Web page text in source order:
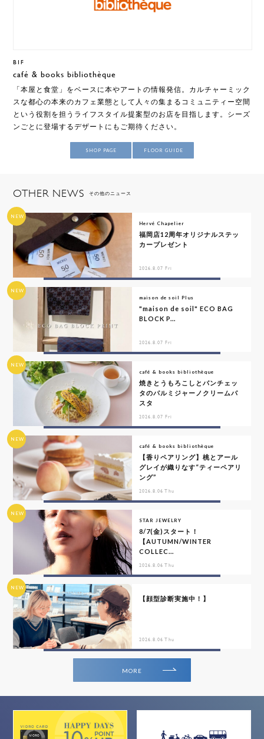
B1F
café & books bibliothèque
「本屋と食堂」をベースに本やアートの情報発信。カルチャーミック
スな都心の本来のカフェ業態として人々の集まるコミュニティー空間
という役割を担うライフスタイル提案型のお店を目指します。シーズ
ンごとに登場するデザートにもご期待ください。
SHOP PAGE FLOOR GUIDE
OTHER NEWS その他のニュース
NEW
Hervé Chapelier
福岡店12周年オリジナルステッ
カープレゼント
2026.8.07 Fri
NEW
maison de soil Plus
"maison de soil" ECO BAG
BLOCK P...
2026.8.07 Fri
NEW
café & books bibliothèque
焼きとうもろこしとパンチェッ
タのパルミジャーノクリームパ
スタ
2026.8.07 Fri
NEW
café & books bibliothèque
【香りペアリング】桃とアール
グレイが織りなす“ティーペアリ
ング”
2026.8.06 Thu
NEW
STAR JEWELRY
8/7(金)スタート！
【AUTUMN/WINTER
COLLEC...
2026.8.06 Thu
NEW
【顔型診断実施中！】
2026.8.06 Thu
MORE